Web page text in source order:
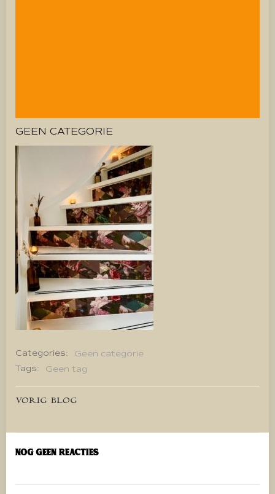
GEEN CATEGORIE
Categories:
Geen categorie
Tags:
Geen tag
Bericht
navigatie
VORIG BLOG
Nog geen reacties